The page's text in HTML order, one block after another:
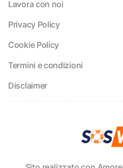
Lavora con noi
Privacy Policy
Cookie Policy
Termini e condizioni
Disclaimer